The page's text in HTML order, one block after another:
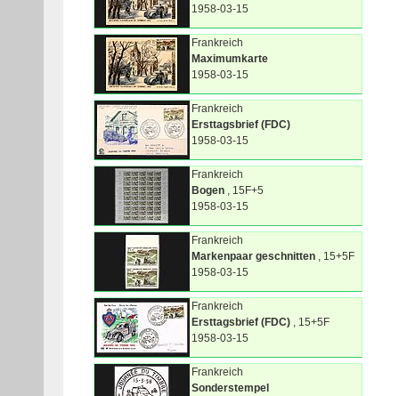
1958-03-15
Frankreich
Maximumkarte
1958-03-15
Frankreich
Ersttagsbrief (FDC)
1958-03-15
Frankreich
Bogen , 15F+5
1958-03-15
Frankreich
Markenpaar geschnitten , 15+5F
1958-03-15
Frankreich
Ersttagsbrief (FDC) , 15+5F
1958-03-15
Frankreich
Sonderstempel